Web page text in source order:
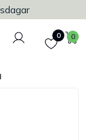
Logga in
Favoriter
0 0